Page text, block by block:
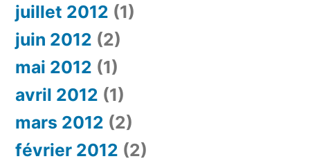
juillet 2012 (1)
juin 2012 (2)
mai 2012 (1)
avril 2012 (1)
mars 2012 (2)
février 2012 (2)